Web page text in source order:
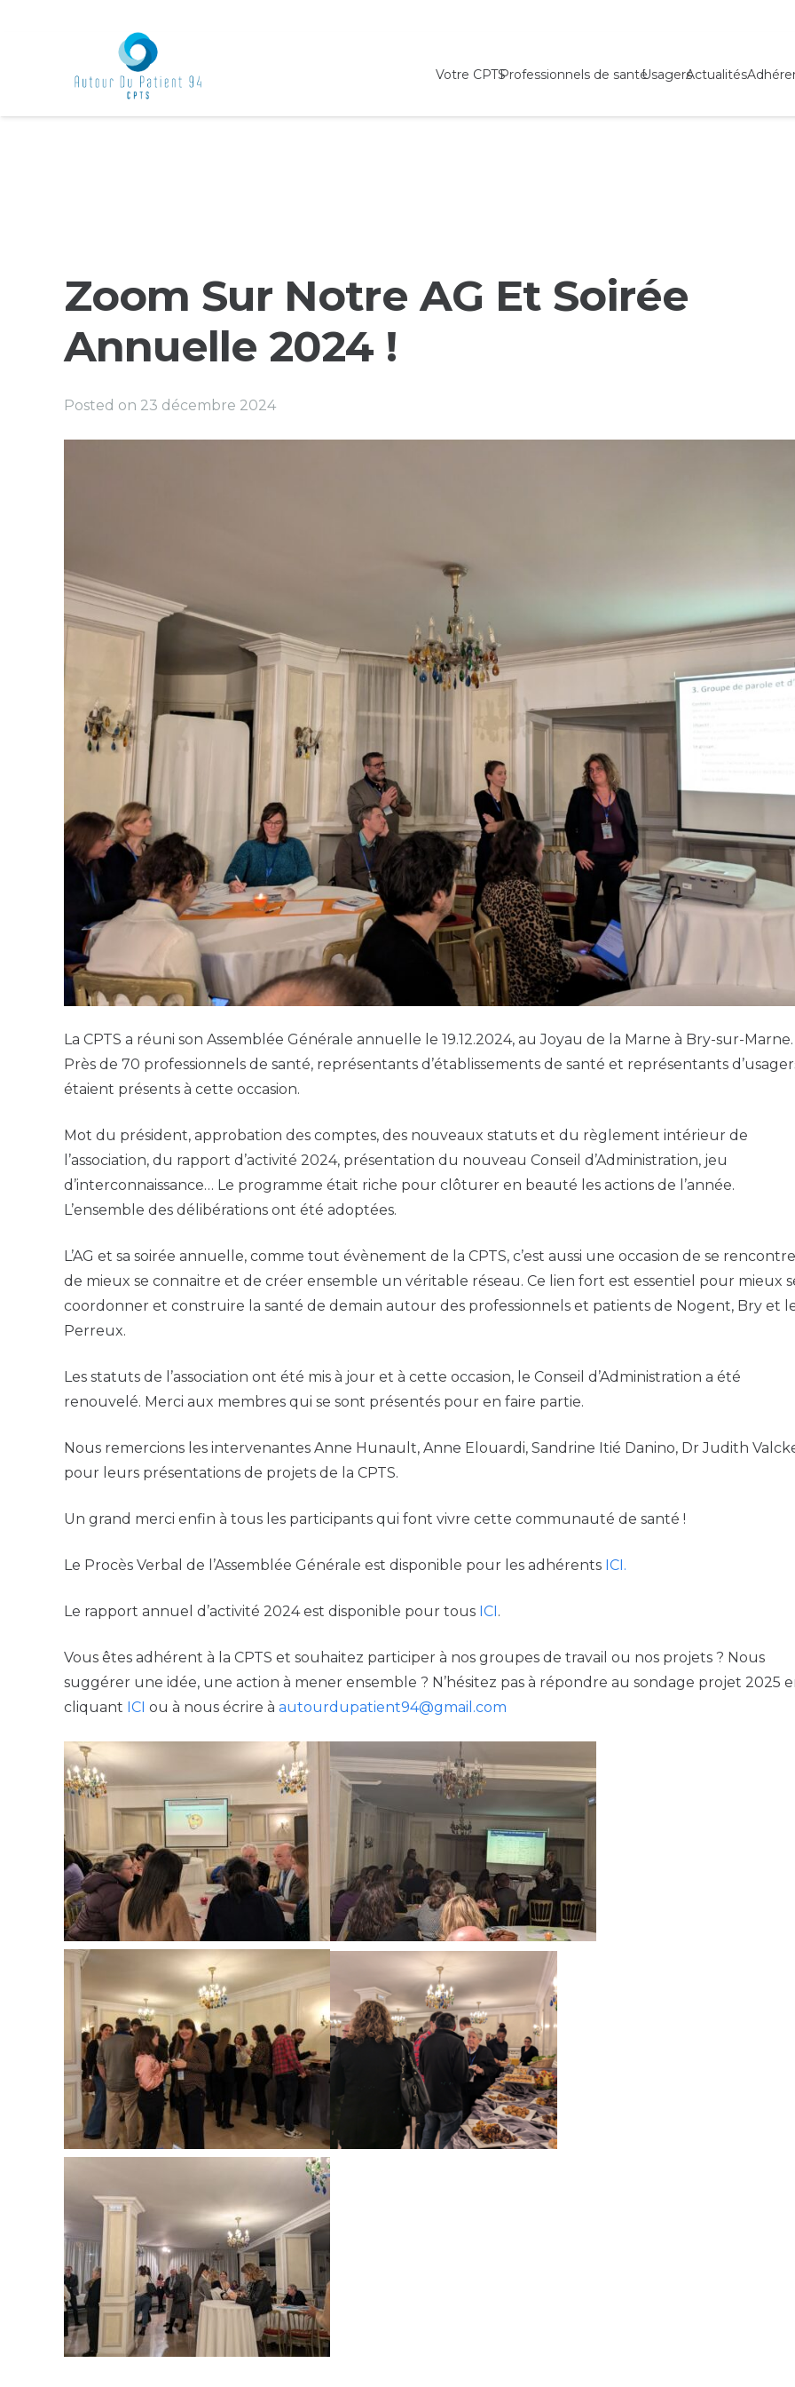
Votre CPTSProfessionnels de santéUsagersActualités
Zoom Sur Notre AG Et Soirée
Annuelle 2024 !
Posted on 23 décembre 2024
La CPTS a réuni son Assemblée Générale annuelle le 19.12.2024, au Joyau de la Marne à Bry-sur-Marne.
Près de 70 professionnels de santé, représentants d’établissements de santé et représentants
étaient présents à cette occasion.
Mot du président, approbation des comptes, des nouveaux statuts et du règlement intérieur de
l’association, du rapport d’activité 2024, présentation du nouveau Conseil d’Administration, jeu
d’interconnaissance… Le programme était riche pour clôturer en beauté les actions de l’année.
L’ensemble des délibérations ont été adoptées.
L’AG et sa soirée annuelle, comme tout évènement de la CPTS, c’est aussi une occasion de se
de mieux se connaitre et de créer ensemble un véritable réseau. Ce lien fort est essentiel pour mieux
coordonner et construire la santé de demain autour des professionnels et patients de Nogent, Bry et
Perreux.
Les statuts de l’association ont été mis à jour et à cette occasion, le Conseil d’Administration a été
renouvelé. Merci aux membres qui se sont présentés pour en faire partie.
Nous remercions les intervenantes Anne Hunault, Anne Elouardi, Sandrine Itié Danino, Dr Judith
pour leurs présentations de projets de la CPTS.
Un grand merci enfin à tous les participants qui font vivre cette communauté de santé !
Le Procès Verbal de l’Assemblée Générale est disponible pour les adhérents ICI.
Le rapport annuel d’activité 2024 est disponible pour tous ICI .
Vous êtes adhérent à la CPTS et souhaitez participer à nos groupes de travail ou nos projets ? Nous
suggérer une idée, une action à mener ensemble ? N’hésitez pas à répondre au sondage projet 2025
cliquant ICI ou à nous écrire à autourdupatient94@gmail.com